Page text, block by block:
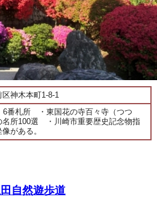
神木本町1-8-1
6番札所 ・東国花の寺百々寺（つつ
所100選 ・川崎市重要歴史記念物指
がある。
自然遊歩道